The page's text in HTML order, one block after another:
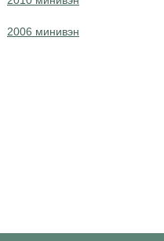
2006 минивэн